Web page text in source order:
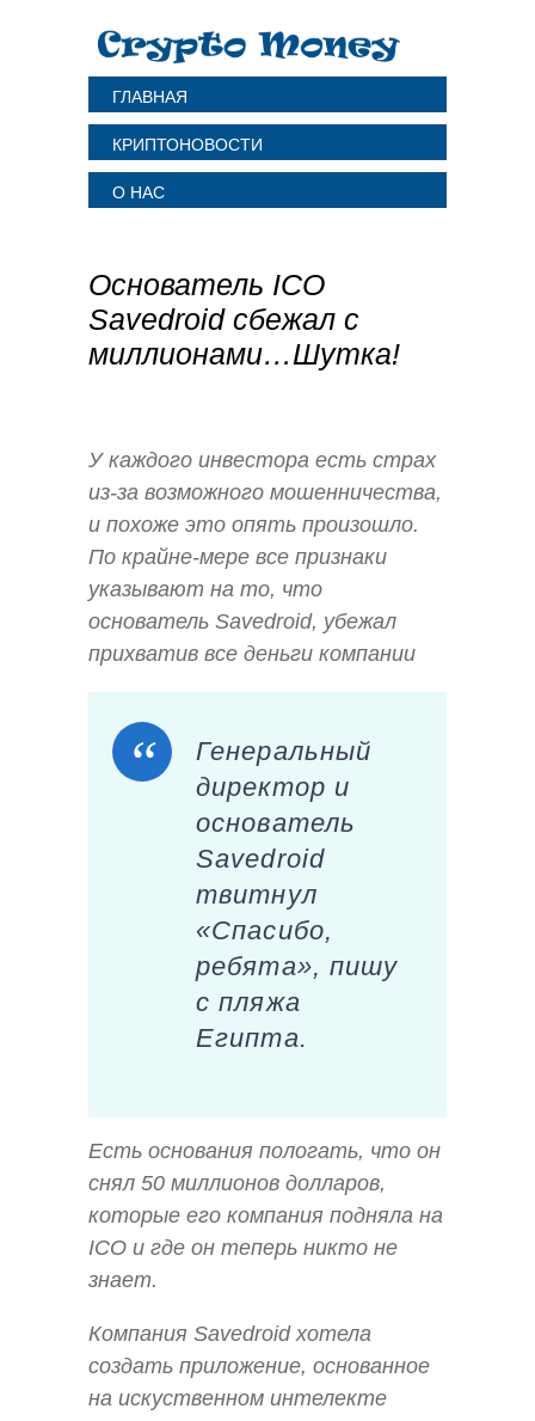
ГЛАВНАЯ
КРИПТОНОВОСТИ
О НАС
Основатель ICO
Savedroid сбежал с
миллионами…Шутка!
У каждого инвестора есть страх
из-за возможного мошенничества,
и похоже это опять произошло.
По крайне-мере все признаки
указывают на то, что
основатель Savedroid, убежал
прихватив все деньги компании
Генеральный
директор и
основатель
Savedroid
твитнул
«Спасибо,
ребята», пишу
с пляжа
Египта.
Есть основания пологать, что он
снял 50 миллионов долларов,
которые его компания подняла на
ICO и где он теперь никто не
знает.
Компания Savedroid хотела
создать приложение, основанное
на искуственном интелекте